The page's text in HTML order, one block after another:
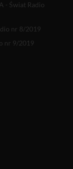
- Świat Radio
nr 8/2019
nr 9/2019